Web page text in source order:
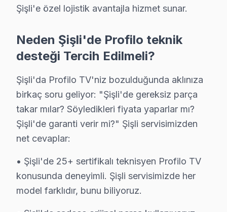
Şişli'de Profilo TV Servisi Hakkında Kısa
Profilo Servis: 15 Yıl Deneyim
✓ 15+ Yıl Deneyim
✓ Yazılı Garanti Belgesi
✓ Orijinal Yedek Parça
✓ Ücretsiz Arıza Tespiti
Şişli'e özel lojistik avantajla hizmet sunar.
Neden Şişli'de Profilo teknik
desteği Tercih Edilmeli?
Şişli'da Profilo TV'niz bozulduğunda aklınıza
birkaç soru geliyor: "Şişli'de gereksiz parça
takar mılar? Söyledikleri fiyata yaparlar mı?
Şişli'de garanti verir mi?" Şişli servisimizden
net cevaplar:
• Şişli'de 25+ sertifikalı teknisyen Profilo TV
konusunda deneyimli. Şişli servisimizde her
model farklıdır, bunu biliyoruz.